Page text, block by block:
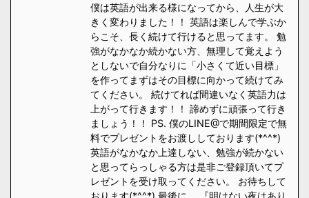
僕は英語が出来る様になってから、人生が大
きく変わりました！！ 英語は楽しんで学ぶか
らこそ、長く続けて行けると思ってます。 勉
強がなかなか続かない方、無理して覚えよう
としないで自分なりに「小さくて近い目標」
を作ってまずはその目標に向かって続けてみ
てください。 続けてれば間違いなく英語力は
上がって行きます！！ 諦めずに頑張って行き
ましょう！！ PS. 僕のLINE@で期間限定で無
料でプレゼントをお渡ししております(*^^*)
英語がなかなか上達しない、勉強が続かない
と思ってらっしゃる方は是非ご登録頂いてプ
レゼントを受け取ってください。 お待ちして